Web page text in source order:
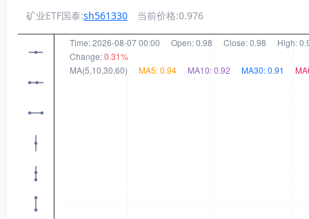
矿业ETF国泰:sh561330 当前价格:0.976